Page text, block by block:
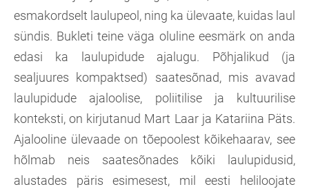
esmakordselt laulupeol, ning ka ülevaate, kuidas laul
sündis. Bukleti teine väga oluline eesmärk on anda
edasi ka laulupidude ajalugu. Põhjalikud (ja
sealjuures kompaktsed) saatesõnad, mis avavad
laulupidude ajaloolise, poliitilise ja kultuurilise
konteksti, on kirjutanud Mart Laar ja Katariina Päts.
Ajalooline ülevaade on tõepoolest kõikehaarav, see
hõlmab neis saatesõnades kõiki laulupidusid,
alustades päris esimesest, mil eesti heliloojate